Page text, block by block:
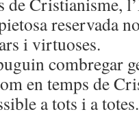
reservada
i virtuoses.
combregar
en temps de
a tots i a totes.